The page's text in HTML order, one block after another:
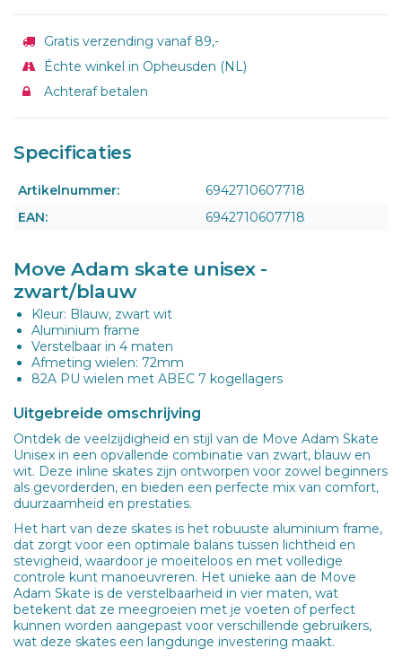
Gratis verzending vanaf 89,-
Échte winkel in Opheusden (NL)
Achteraf betalen
Specificaties
Artikelnummer:
6942710607718
EAN:
6942710607718
Move Adam skate unisex -
zwart/blauw
Kleur: Blauw, zwart wit
Aluminium frame
Verstelbaar in 4 maten
Afmeting wielen: 72mm
82A PU wielen met ABEC 7 kogellagers
Uitgebreide omschrijving
Ontdek de veelzijdigheid en stijl van de Move Adam Skate
Unisex in een opvallende combinatie van zwart, blauw en
wit. Deze inline skates zijn ontworpen voor zowel beginners
als gevorderden, en bieden een perfecte mix van comfort,
duurzaamheid en prestaties.
Het hart van deze skates is het robuuste aluminium frame,
dat zorgt voor een optimale balans tussen lichtheid en
stevigheid, waardoor je moeiteloos en met volledige
controle kunt manoeuvreren. Het unieke aan de Move
Adam Skate is de verstelbaarheid in vier maten, wat
betekent dat ze meegroeien met je voeten of perfect
kunnen worden aangepast voor verschillende gebruikers,
wat deze skates een langdurige investering maakt.